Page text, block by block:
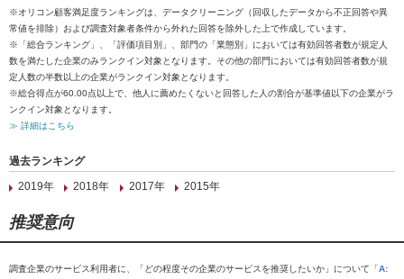
※オリコン顧客満足度ランキングは、データクリーニング（回収したデータから不正回答や異
常値を排除）および調査対象者条件から外れた回答を除外した上で作成しています。
※「総合ランキング」、「評価項目別」、部門の「業態別」においては有効回答者数が規定人
数を満たした企業のみランクイン対象となります。その他の部門においては有効回答者数が規
定人数の半数以上の企業がランクイン対象となります。
※総合得点が60.00点以上で、他人に薦めたくないと回答した人の割合が基準値以下の企業がラ
ンクイン対象となります。
≫ 詳細はこちら
過去ランキング
2019年
2018年 2017年 2015年
推奨意向
調査企業のサービス利用者に、「どの程度その企業のサービスを推奨したいか」について「A: